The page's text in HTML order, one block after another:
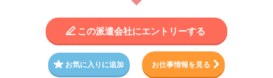
この派遣会社にエントリーする
お気に入りに追加 お仕事情報を見る